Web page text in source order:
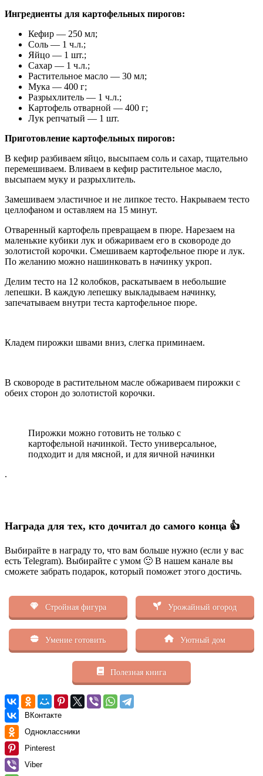
Ингредиенты для картофельных пирогов:
Кефир — 250 мл;
Соль — 1 ч.л.;
Яйцо — 1 шт.;
Сахар — 1 ч.л.;
Растительное масло — 30 мл;
Мука — 400 г;
Разрыхлитель — 1 ч.л.;
Картофель отварной — 400 г;
Лук репчатый — 1 шт.
Приготовление картофельных пирогов:
В кефир разбиваем яйцо, высыпаем соль и сахар, тщательно
перемешиваем. Вливаем в кефир растительное масло,
высыпаем муку и разрыхлитель.
Замешиваем эластичное и не липкое тесто. Накрываем тесто
целлофаном и оставляем на 15 минут.
Отваренный картофель превращаем в пюре. Нарезаем на
маленькие кубики лук и обжариваем его в сковороде до
золотистой корочки. Смешиваем картофельное пюре и лук.
По желанию можно нашинковать в начинку укроп.
Делим тесто на 12 колобков, раскатываем в небольшие
лепешки. В каждую лепешку выкладываем начинку,
запечатываем внутри теста картофельное пюре.
Кладем пирожки швами вниз, слегка приминаем.
В сковороде в растительном масле обжариваем пирожки с
обеих сторон до золотистой корочки.
Пирожки можно готовить не только с
картофельной начинкой. Тесто универсальное,
подходит и для мясной, и для яичной начинки
.
Награда для тех, кто дочитал до самого конца 👍
Выбирайте в награду то, что вам больше нужно (если у вас
есть Telegram). Выбирайте с умом 🙂 В нашем канале вы
сможете забрать подарок, который поможет этого достичь.
Стройная фигура Урожайный огород
Умение готовить Уютный дом
Полезная книга
ВКонтакте
Одноклассники
Pinterest
Viber